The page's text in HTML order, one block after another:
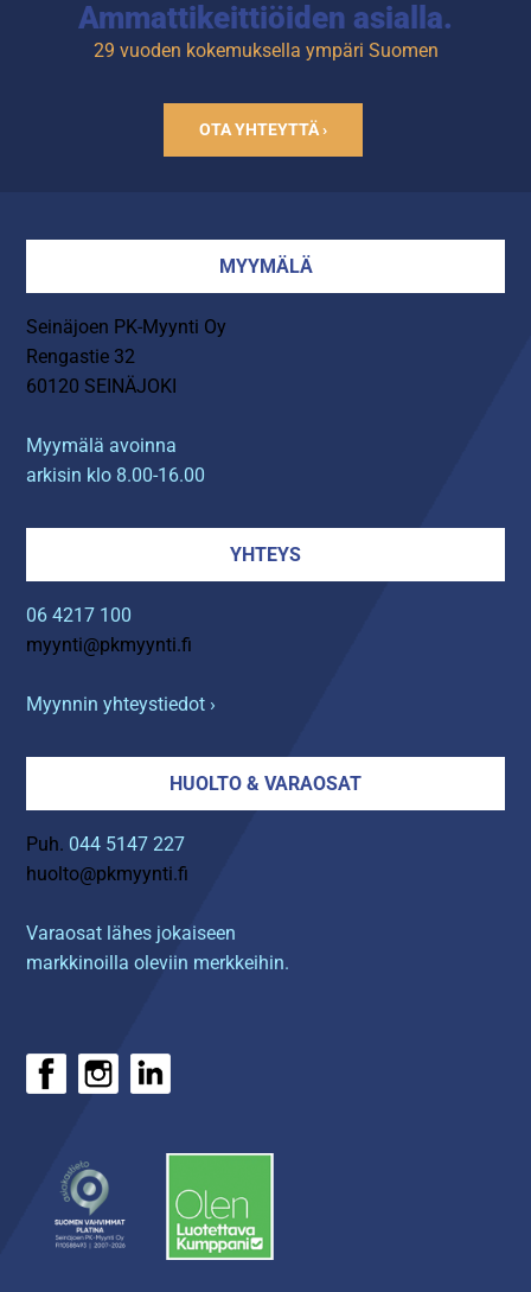
Ammattikeittiöiden asialla.
29 vuoden kokemuksella ympäri Suomen
OTA YHTEYTTÄ ›
MYYMÄLÄ
Seinäjoen PK-Myynti Oy
Rengastie 32
60120 SEINÄJOKI
Myymälä avoinna
arkisin klo 8.00-16.00
YHTEYS
06 4217 100
myynti@pkmyynti.fi
Myynnin yhteystiedot ›
HUOLTO & VARAOSAT
Puh. 044 5147 227
huolto@pkmyynti.fi
Varaosat lähes jokaiseen
markkinoilla oleviin merkkeihin.